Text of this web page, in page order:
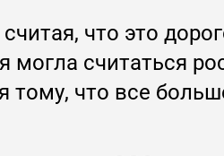
что это
считаться
тому, что все